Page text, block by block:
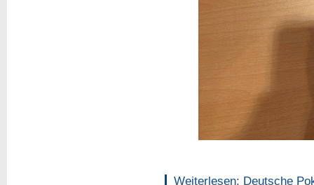
Weiterlesen: Deutsche